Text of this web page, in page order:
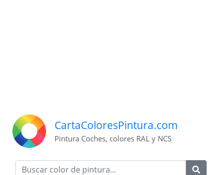
CartaColoresPintura.com
Pintura Coches, colores RAL y NCS